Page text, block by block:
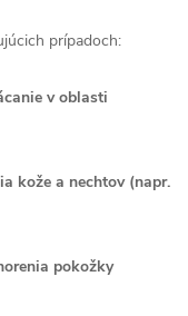
prípadoch:
v oblasti
kože a nechtov (napr.
pokožky